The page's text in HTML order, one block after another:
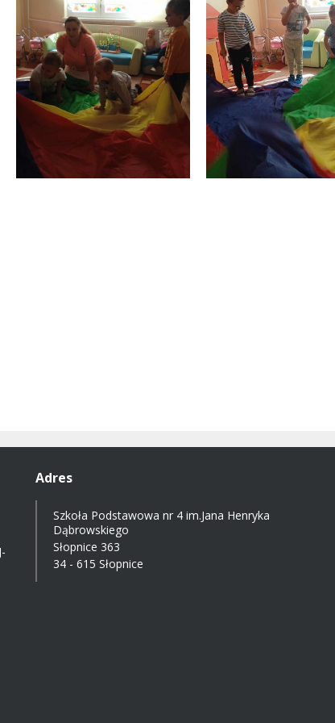
Adres
Szkoła Podstawowa nr 4 im.Jana Henryka
Dąbrowskiego
Słopnice 363
34 - 615 Słopnice